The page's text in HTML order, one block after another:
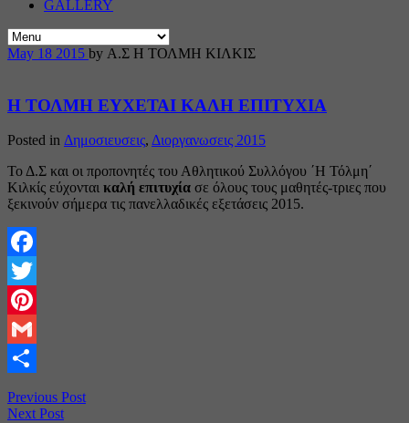
GALLERY
May 18 2015 by Α.Σ Η ΤΟΛΜΗ ΚΙΛΚΙΣ
Η ΤΟΛΜΗ ΕΥΧΕΤΑΙ ΚΑΛΗ ΕΠΙΤΥΧΙΑ
Posted in Δημοσιευσεις, Διοργανωσεις 2015
Το Δ.Σ και οι προπονητές του Αθλητικού Συλλόγου ΄Η Τόλμη΄
Κιλκίς εύχονται καλή επιτυχία σε όλους τους μαθητές-τριες που
ξεκινούν σήμερα τις πανελλαδικές εξετάσεις 2015.
Facebook
Twitter
Pinterest
Gmail
Previous Post
Next Post